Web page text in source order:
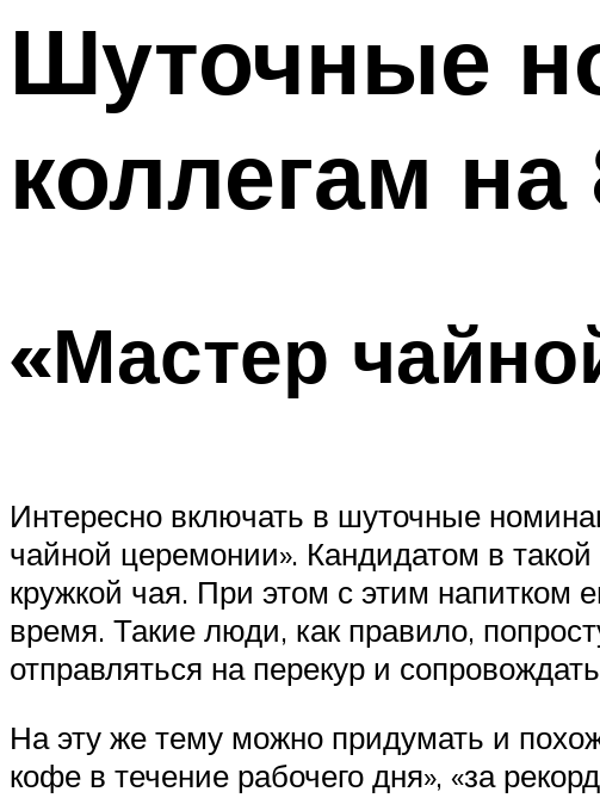
Шуточные
коллегам
«Мастер
Интересно включать в шуточные
чайной церемонии». Кандидатом в
кружкой чая. При этом с этим напитком
время. Такие люди, как правило,
отправляться на перекур и
На эту же тему можно придумать и
кофе в течение рабочего дня», «за